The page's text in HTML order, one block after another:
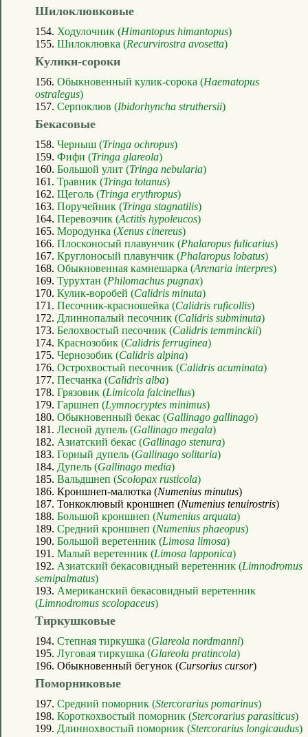
Шилоклювковые
154. Ходулочник (Himantopus himantopus)
155. Шилоклювка (Recurvirostra avosetta)
Кулики-сороки
156. Обыкновенный кулик-сорока (Haematopus
ostralegus)
157. Серпоклюв (Ibidorhyncha struthersii)
Бекасовые
158. Черныш (Tringa ochropus)
159. Фифи (Tringa glareola)
160. Большой улит (Tringa nebularia)
161. Травник (Tringa totanus)
162. Щеголь (Tringa erythropus)
163. Поручейник (Tringa stagnatilis)
164. Перевозчик (Actitis hypoleucos)
165. Мородунка (Xenus cinereus)
166. Плосконосый плавунчик (Phalaropus fulicarius)
167. Круглоносый плавунчик (Phalaropus lobatus)
168. Обыкновенная камнешарка (Arenaria interpres)
169. Турухтан (Philomachus pugnax)
170. Кулик-воробей (Calidris minuta)
171. Песочник-красношейка (Calidris ruficollis)
172. Длиннопалый песочник (Calidris subminuta)
173. Белохвостый песочник (Calidris temminckii)
174. Краснозобик (Calidris ferruginea)
175. Чернозобик (Calidris alpina)
176. Острохвостый песочник (Calidris acuminata)
177. Песчанка (Calidris alba)
178. Грязовик (Limicola falcinellus)
179. Гаршнеп (Lymnocryptes minimus)
180. Обыкновенный бекас (Gallinago gallinago)
181. Лесной дупель (Gallinago megala)
182. Азиатский бекас (Gallinago stenura)
183. Горный дупель (Gallinago solitaria)
184. Дупель (Gallinago media)
185. Вальдшнеп (Scolopax rusticola)
186. Кроншнеп-малютка (Numenius minutus)
187. Тонкоклювый кроншнеп (Numenius tenuirostris)
188. Большой кроншнеп (Numenius arquata)
189. Средний кроншнеп (Numenius phaeopus)
190. Большой веретенник (Limosa limosa)
191. Малый веретенник (Limosa lapponica)
192. Азиатский бекасовидный веретенник (Limnodromus
semipalmatus)
193. Американский бекасовидный веретенник
(Limnodromus scolopaceus)
Тиркушковые
194. Степная тиркушка (Glareola nordmanni)
195. Луговая тиркушка (Glareola pratincola)
196. Обыкновенный бегунок (Cursorius cursor)
Поморниковые
197. Средний поморник (Stercorarius pomarinus)
198. Короткохвостый поморник (Stercorarius parasiticus)
199. Длиннохвостый поморник (Stercorarius longicaudus)